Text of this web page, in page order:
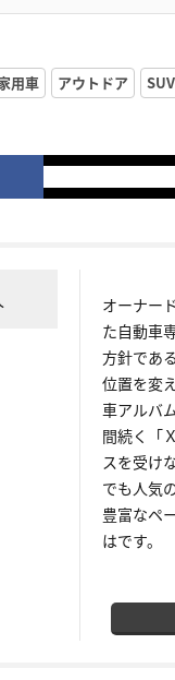
用車 アウトドア SUV
オーナー
た自動車
方針であ
位置を変
車アルバ
間続く「
スを受け
でも人気
豊富なペ
はです。